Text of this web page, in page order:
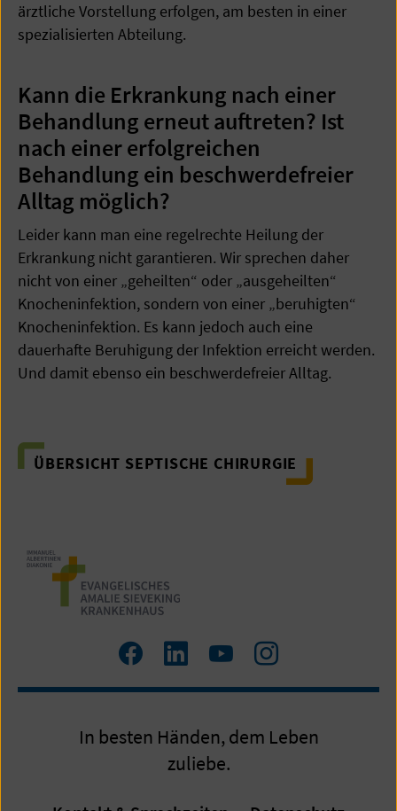
ärztliche Vorstellung erfolgen, am besten in einer
spezialisierten Abteilung.
Kann die Erkrankung nach einer
Behandlung erneut auftreten? Ist
nach einer erfolgreichen
Behandlung ein beschwerdefreier
Alltag möglich?
Leider kann man eine regelrechte Heilung der
Erkrankung nicht garantieren. Wir sprechen daher
nicht von einer „geheilten“ oder „ausgeheilten“
Knocheninfektion, sondern von einer „beruhigten“
Knocheninfektion. Es kann jedoch auch eine
dauerhafte Beruhigung der Infektion erreicht werden.
Und damit ebenso ein beschwerdefreier Alltag.
ÜBERSICHT SEPTISCHE CHIRURGIE
Zum
Facebook
Zum
LinkedIn
Zum
YouTube
Zum
Instagram
In besten Händen, dem Leben
zuliebe.